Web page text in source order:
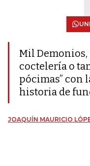
Mil
coctelería o
pócimas” con
historia de
JOAQUÍN MAURICIO